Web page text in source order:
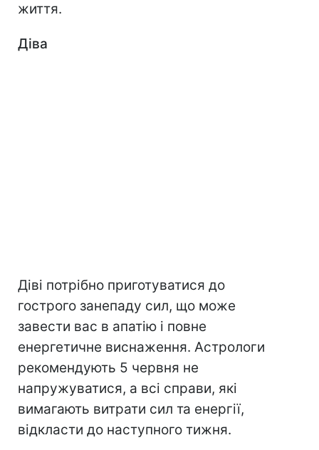
життя.
Діва
Діві потрібно приготуватися до
гострого занепаду сил, що може
завести вас в апатію і повне
енергетичне виснаження. Астрологи
рекомендують 5 червня не
напружуватися, а всі справи, які
вимагають витрати сил та енергії,
відкласти до наступного тижня.